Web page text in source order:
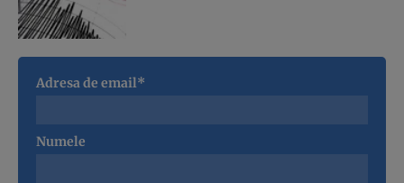
Adresa de email*
Numele